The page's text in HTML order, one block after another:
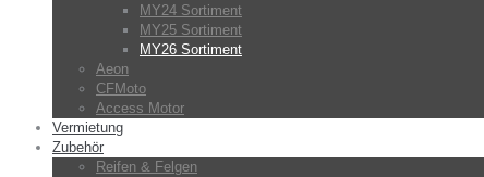
MY24 Sortiment
MY25 Sortiment
MY26 Sortiment
Aeon
CFMoto
Access Motor
Vermietung
Zubehör
Reifen & Felgen